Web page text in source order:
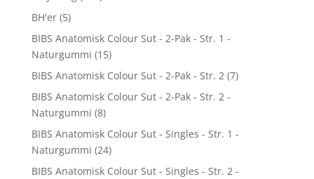
BH'er (5)
BIBS Anatomisk Colour Sut - 2-Pak - Str. 1 -
Naturgummi (15)
BIBS Anatomisk Colour Sut - 2-Pak - Str. 2 (7)
BIBS Anatomisk Colour Sut - 2-Pak - Str. 2 -
Naturgummi (8)
BIBS Anatomisk Colour Sut - Singles - Str. 1 -
Naturgummi (24)
BIBS Anatomisk Colour Sut - Singles - Str. 2 -